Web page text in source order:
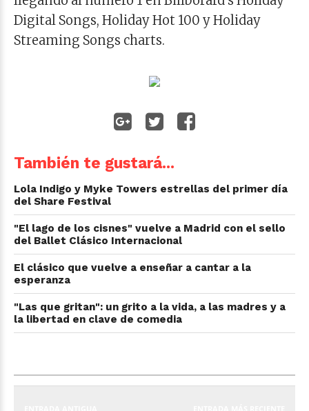
Digital Songs, Holiday Hot 100 y Holiday
Streaming Songs charts.
También te gustará...
Lola Indigo y Myke Towers estrellas del primer día
del Share Festival
"El lago de los cisnes" vuelve a Madrid con el sello
del Ballet Clásico Internacional
El clásico que vuelve a enseñar a cantar a la
esperanza
"Las que gritan": un grito a la vida, a las madres y a
la libertad en clave de comedia